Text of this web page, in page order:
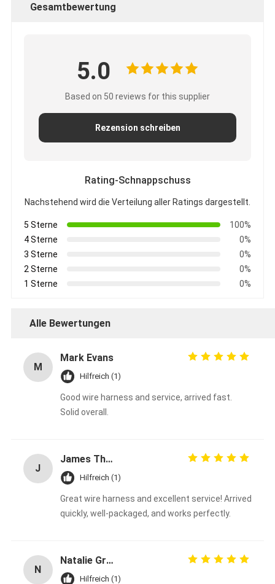
Gesamtbewertung
5.0
Based on 50 reviews for this supplier
Rezension schreiben
Rating-Schnappschuss
Nachstehend wird die Verteilung aller Ratings dargestellt.
5 Sterne
100%
4 Sterne
0%
3 Sterne
0%
2 Sterne
0%
1 Sterne
0%
Alle Bewertungen
M
Mark Evans
Hilfreich (1)
Good wire harness and service, arrived fast.
Solid overall.
J
James Thompson
Hilfreich (1)
Great wire harness and excellent service! Arrived
quickly, well-packaged, and works perfectly.
N
Natalie Green
Hilfreich (1)